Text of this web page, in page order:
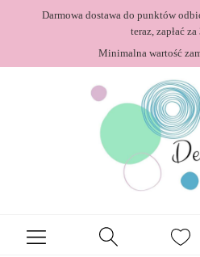
Darmowa dostawa do punktów
teraz, zapłać
Minimalna wartość